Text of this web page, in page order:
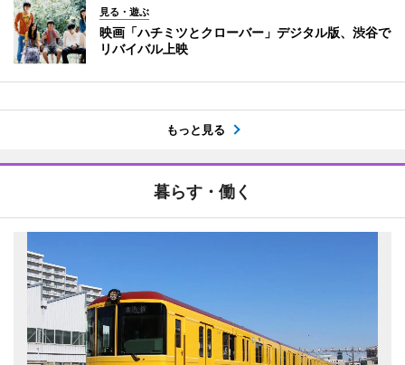
見る・遊ぶ
映画「ハチミツとクローバー」デジタル版、渋谷で
リバイバル上映
もっと見る
暮らす・働く